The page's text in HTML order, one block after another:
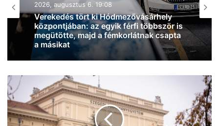
2026, augusztus 6. 18:54
Zivatarok pattantak ki Csongrád-
Csanád vármegyében, miközben
jócskán megdőlt a melegrekord az
országban